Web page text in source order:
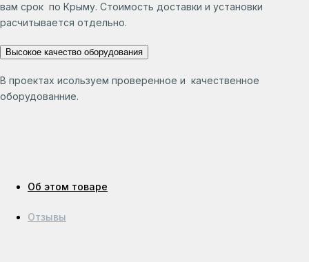
вам срок по Крыму. Стоимость доставки и установки
расчитывается отдельно.
Высокое качество оборудования
В проектах исользуем проверенное и качественное
оборудованние.
Об этом товаре
Отзывы